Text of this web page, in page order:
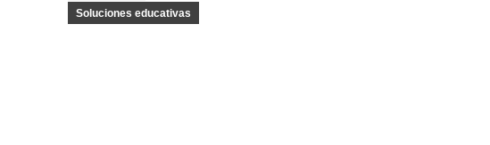
Soluciones educativas